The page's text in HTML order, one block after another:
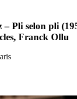
– Pli selon pli
Franck Ollu